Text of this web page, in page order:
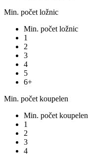
Min. počet ložnic
Min. počet ložnic
1
2
3
4
5
6+
Min. počet koupelen
Min. počet koupelen
1
2
3
4